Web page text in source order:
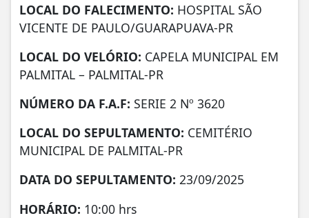
LOCAL DO FALECIMENTO: HOSPITAL SÃO
VICENTE DE PAULO/GUARAPUAVA-PR
LOCAL DO VELÓRIO: CAPELA MUNICIPAL EM
PALMITAL – PALMITAL-PR
NÚMERO DA F.A.F: SERIE 2 Nº 3620
LOCAL DO SEPULTAMENTO: CEMITÉRIO
MUNICIPAL DE PALMITAL-PR
DATA DO SEPULTAMENTO: 23/09/2025
HORÁRIO: 10:00 hrs